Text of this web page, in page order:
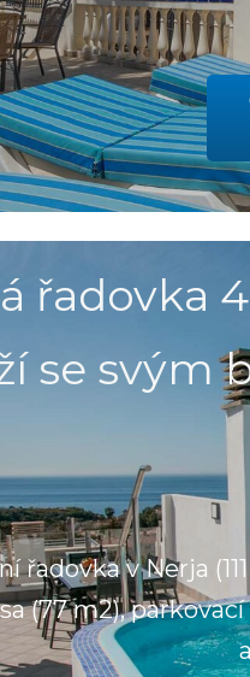
řadovka
se svým
řadovka v Nerja
(77 m2),